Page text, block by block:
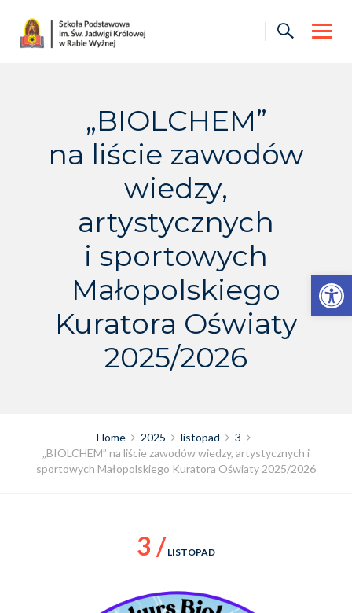
Otwórz pasek narzędzi
content
„BIOLCHEM”
na liście zawodów
wiedzy,
artystycznych
i sportowych
Małopolskiego
Kuratora Oświaty
2025/2026
Home 2025 listopad
3
„BIOLCHEM” na liście zawodów wiedzy, artystycznych i
sportowych Małopolskiego Kuratora Oświaty 2025/2026
3 / LISTOPAD